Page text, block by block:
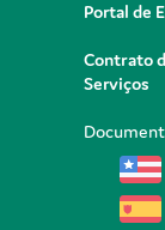
Portal de
Contrato
Serviços